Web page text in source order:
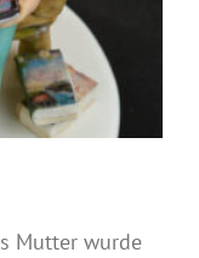
Mutter wurde